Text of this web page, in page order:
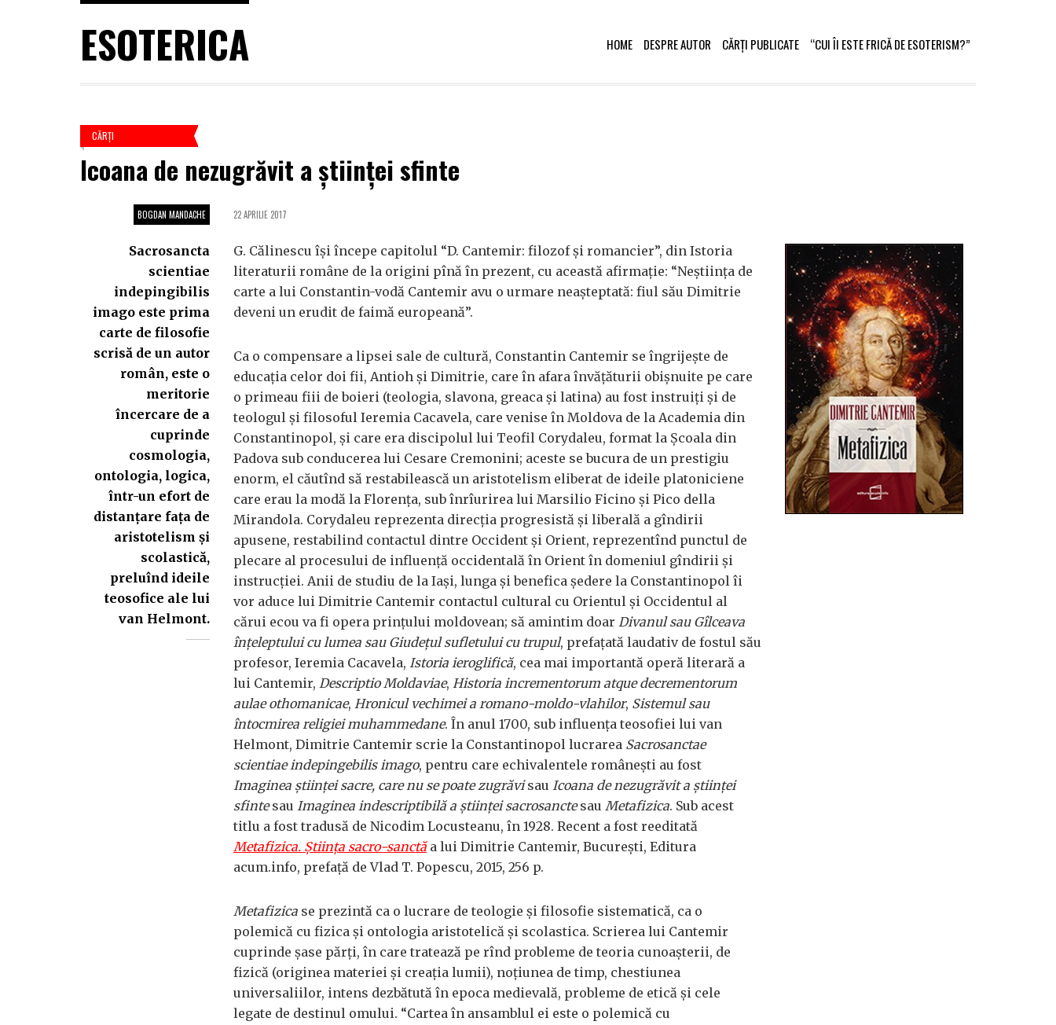
ESOTERICA HOME DESPRE AUTOR CĂRȚI PUBLICATE “CUI ÎI ESTE FRICĂ DE ESOTERISM?”
CĂRŢI
Icoana de nezugrăvit a științei sfinte
BOGDAN MANDACHE
Sacrosancta
scientiae
indepingibilis
imago este prima
carte de filosofie
scrisă de un autor
român, este o
meritorie
încercare de a
cuprinde
cosmologia,
ontologia, logica,
într-un efort de
distanțare fața de
aristotelism și
scolastică,
preluînd ideile
teosofice ale lui
van Helmont.
22 APRILIE 2017
G. Călinescu își începe capitolul “D. Cantemir: filozof și romancier”, din Istoria
literaturii române de la origini pînă în prezent, cu această afirmație: “Neștiința de
carte a lui Constantin-vodă Cantemir avu o urmare neașteptată: fiul său Dimitrie
deveni un erudit de faimă europeană”.
Ca o compensare a lipsei sale de cultură, Constantin Cantemir se îngrijește de
educația celor doi fii, Antioh și Dimitrie, care în afara învățăturii obișnuite pe care
o primeau fiii de boieri (teologia, slavona, greaca și latina) au fost instruiți și de
teologul și filosoful Ieremia Cacavela, care venise în Moldova de la Academia din
Constantinopol, și care era discipolul lui Teofil Corydaleu, format la Școala din
Padova sub conducerea lui Cesare Cremonini; aceste se bucura de un prestigiu
enorm, el căutînd să restabilească un aristotelism eliberat de ideile platoniciene
care erau la modă la Florența, sub înrîurirea lui Marsilio Ficino și Pico della
Mirandola. Corydaleu reprezenta direcția progresistă și liberală a gîndirii
apusene, restabilind contactul dintre Occident și Orient, reprezentînd punctul de
plecare al procesului de influență occidentală în Orient în domeniul gîndirii și
instrucției. Anii de studiu de la Iași, lunga și benefica ședere la Constantinopol îi
vor aduce lui Dimitrie Cantemir contactul cultural cu Orientul și Occidentul al
cărui ecou va fi opera prințului moldovean; să amintim doar Divanul sau Gîlceava
înțeleptului cu lumea sau Giudețul sufletului cu trupul, prefațată laudativ de fostul său
profesor, Ieremia Cacavela, Istoria ieroglifică, cea mai importantă operă literară a
lui Cantemir, Descriptio Moldaviae, Historia incrementorum atque decrementorum
aulae othomanicae, Hronicul vechimei a romano-moldo-vlahilor, Sistemul sau
întocmirea religiei muhammedane. În anul 1700, sub influența teosofiei lui van
Helmont, Dimitrie Cantemir scrie la Constantinopol lucrarea Sacrosanctae
scientiae indepingebilis imago, pentru care echivalentele românești au fost
Imaginea științei sacre, care nu se poate zugrăvisau Icoana de nezugrăvit a științei
sfintesau Imaginea indescriptibilă a științei sacrosanctesau Metafizica. Sub acest
titlu a fost tradusă de Nicodim Locusteanu, în 1928. Recent a fost reeditată
Metafizica. Știința sacro-sanctăa lui Dimitrie Cantemir, București, Editura
acum.info, prefață de Vlad T. Popescu, 2015, 256 p.
Metafizica se prezintă ca o lucrare de teologie și filosofie sistematică, ca o
polemică cu fizica și ontologia aristotelică și scolastica. Scrierea lui Cantemir
cuprinde șase părți, în care tratează pe rînd probleme de teoria cunoașterii, de
fizică (originea materiei și creația lumii), noțiunea de timp, chestiunea
universaliilor, intens dezbătută în epoca medievală, probleme de etică și cele
legate de destinul omului. “Cartea în ansamblul ei este o polemică cu